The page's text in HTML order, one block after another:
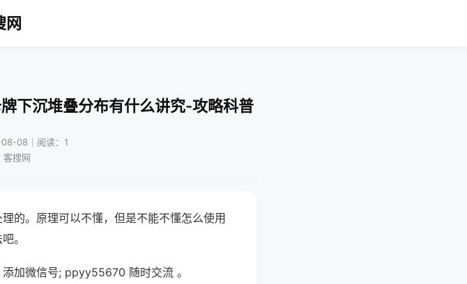
网
下沉堆叠分布有什么讲究-攻略科普
08｜阅读：1
客搜网
的。原理可以不懂，但是不能不懂怎么使用
。
加微信号; ppyy55670 随时交流 。